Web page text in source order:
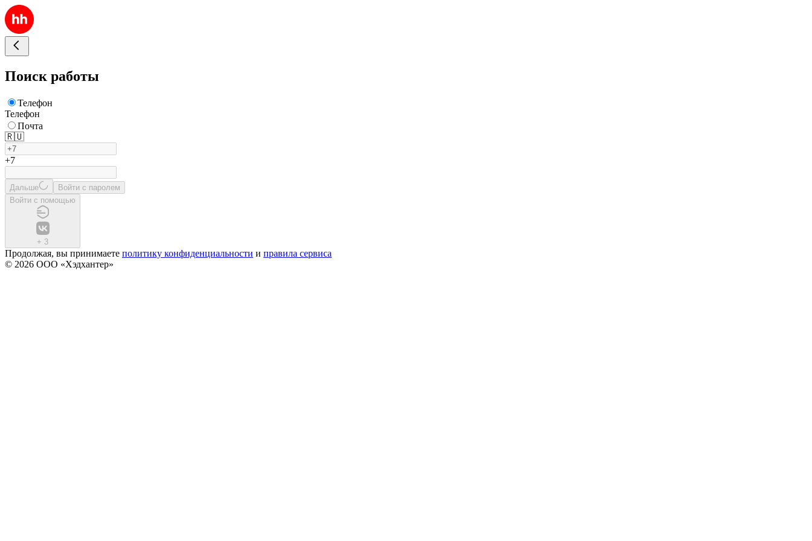
Поиск работы
Телефон
Телефон
Почта
🇷🇺
+7
Дальше
Войти с паролем
Войти с помощью
+ 3
Продолжая, вы принимаете политику конфиденциальности и правила сервиса
© 2026 ООО «Хэдхантер»